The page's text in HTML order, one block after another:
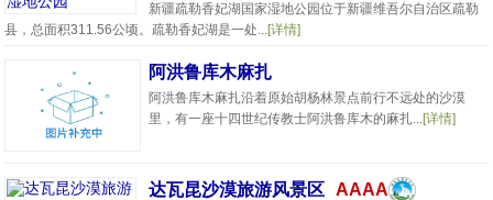
新疆疏勒香妃湖国家湿地公园位于新疆维吾尔自治区疏勒
县，总面积311.56公顷。疏勒香妃湖是一处...[详情]
阿洪鲁库木麻扎
阿洪鲁库木麻扎沿着原始胡杨林景点前行不远处的沙漠
里，有一座十四世纪传教士阿洪鲁库木的麻扎...[详情]
达瓦昆沙漠旅游风景区 AAAA